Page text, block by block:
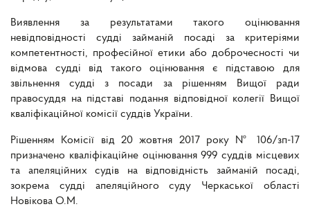
Виявлення за результатами такого оцінювання
невідповідності судді займаній посаді за критеріями
компетентності, професійної етики або доброчесності чи
відмова судді від такого оцінювання є підставою для
звільнення судді з посади за рішенням Вищої ради
правосуддя на підставі подання відповідної колегії Вищої
кваліфікаційної комісії суддів України.
Рішенням Комісії від 20 жовтня 2017 року № 106/зп-17
призначено кваліфікаційне оцінювання 999 суддів місцевих
та апеляційних судів на відповідність займаній посаді,
зокрема судді апеляційного суду Черкаської області
Новікова О.М.